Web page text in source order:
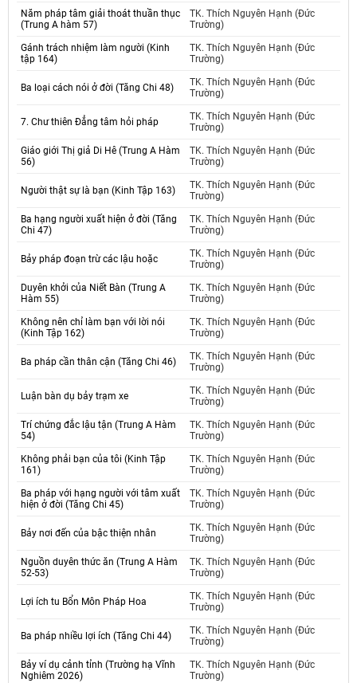
Năm pháp tâm giải thoát thuần thục
(Trung A hàm 57)
TK. Thích Nguyên Hạnh (Đức
Trường)
Gánh trách nhiệm làm người (Kinh
tập 164)
TK. Thích Nguyên Hạnh (Đức
Trường)
Ba loại cách nói ở đời (Tăng Chi 48)
TK. Thích Nguyên Hạnh (Đức
Trường)
7. Chư thiên Đẳng tâm hỏi pháp
TK. Thích Nguyên Hạnh (Đức
Trường)
Giáo giới Thị giả Di Hê (Trung A Hàm
56)
TK. Thích Nguyên Hạnh (Đức
Trường)
Người thật sự là bạn (Kinh Tập 163)
TK. Thích Nguyên Hạnh (Đức
Trường)
Ba hạng người xuất hiện ở đời (Tăng
Chi 47)
TK. Thích Nguyên Hạnh (Đức
Trường)
Bảy pháp đoạn trừ các lậu hoặc
TK. Thích Nguyên Hạnh (Đức
Trường)
Duyên khởi của Niết Bàn (Trung A
Hàm 55)
TK. Thích Nguyên Hạnh (Đức
Trường)
Không nên chỉ làm bạn với lời nói
(Kinh Tập 162)
TK. Thích Nguyên Hạnh (Đức
Trường)
Ba pháp cần thân cận (Tăng Chi 46)
TK. Thích Nguyên Hạnh (Đức
Trường)
Luận bàn dụ bảy trạm xe
TK. Thích Nguyên Hạnh (Đức
Trường)
Trí chứng đắc lậu tận (Trung A Hàm
54)
TK. Thích Nguyên Hạnh (Đức
Trường)
Không phải bạn của tôi (Kinh Tập
161)
TK. Thích Nguyên Hạnh (Đức
Trường)
Ba pháp với hạng người với tâm xuất
hiện ở đời (Tăng Chi 45)
TK. Thích Nguyên Hạnh (Đức
Trường)
Bảy nơi đến của bậc thiện nhân
TK. Thích Nguyên Hạnh (Đức
Trường)
Nguồn duyên thức ăn (Trung A Hàm
52-53)
TK. Thích Nguyên Hạnh (Đức
Trường)
Lợi ích tu Bổn Môn Pháp Hoa
TK. Thích Nguyên Hạnh (Đức
Trường)
Ba pháp nhiều lợi ích (Tăng Chi 44)
TK. Thích Nguyên Hạnh (Đức
Trường)
Bảy ví dụ cảnh tỉnh (Trường hạ Vĩnh
Nghiêm 2026)
TK. Thích Nguyên Hạnh (Đức
Trường)